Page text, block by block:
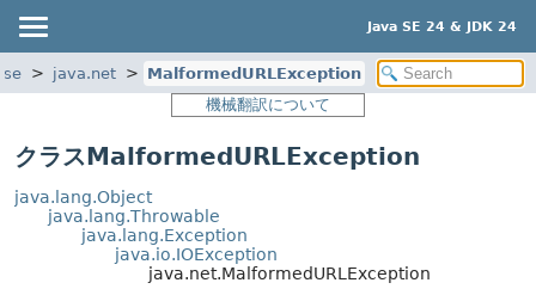
Java SE 24 & JDK 24
java.net
MalformedURLException
機械翻訳について
クラスMalformedURLException
java.lang.Object
java.lang.Throwable
java.lang.Exception
java.io.IOException
java.net.MalformedURLException